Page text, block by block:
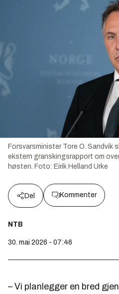
Forsvarsminister Tore O. Sandvik
ekstern granskingsrapport om
høsten. Foto: Eirik Helland Urke
Del Kommenter
NTB
30. mai 2026 - 07:46
– Vi planlegger en bred